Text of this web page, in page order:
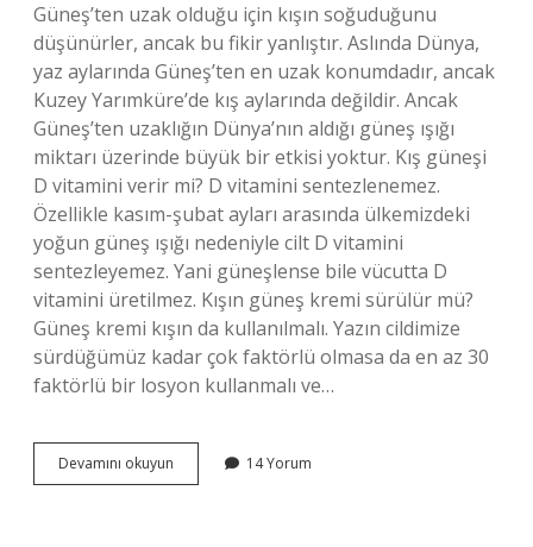
Güneş’ten uzak olduğu için kışın soğuduğunu
düşünürler, ancak bu fikir yanlıştır. Aslında Dünya,
yaz aylarında Güneş’ten en uzak konumdadır, ancak
Kuzey Yarımküre’de kış aylarında değildir. Ancak
Güneş’ten uzaklığın Dünya’nın aldığı güneş ışığı
miktarı üzerinde büyük bir etkisi yoktur. Kış güneşi
D vitamini verir mi? D vitamini sentezlenemez.
Özellikle kasım-şubat ayları arasında ülkemizdeki
yoğun güneş ışığı nedeniyle cilt D vitamini
sentezleyemez. Yani güneşlense bile vücutta D
vitamini üretilmez. Kışın güneş kremi sürülür mü?
Güneş kremi kışın da kullanılmalı. Yazın cildimize
sürdüğümüz kadar çok faktörlü olmasa da en az 30
faktörlü bir losyon kullanmalı ve…
Devamını okuyun
Güneşi
14 Yorum